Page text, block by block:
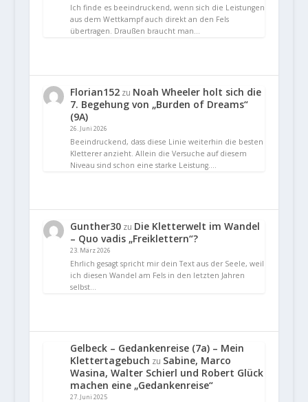
Ich finde es beeindruckend, wenn sich die Leistungen
aus dem Wettkampf auch direkt an den Fels
übertragen. Draußen braucht man…
Florian152zu Noah Wheeler holt sich die
7. Begehung von „Burden of Dreams“
(9A)
26. Juni 2026
Beeindruckend, dass diese Linie weiterhin die besten
Kletterer anzieht. Allein die Versuche auf diesem
Niveau sind schon eine starke Leistung.…
Gunther30zu Die Kletterwelt im Wandel
– Quo vadis „Freiklettern“?
23. März 2026
Ehrlich gesagt spricht mir dein Text aus der Seele, weil
ich diesen Wandel am Fels in den letzten Jahren
selbst…
Gelbeck – Gedankenreise (7a) – Mein
Klettertagebuch zu Sabine, Marco
Wasina, Walter Schierl und Robert Glück
machen eine „Gedankenreise“
27. Juni 2025